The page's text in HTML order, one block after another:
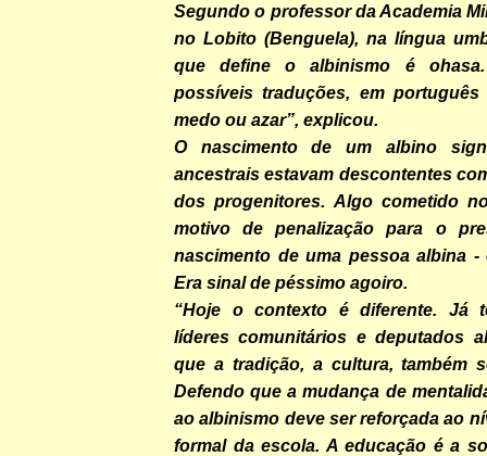
Segundo o professor da Academia
no Lobito (Benguela), na língua
que define o albinismo é
possíveis traduções, em português
medo ou azar”, explicou.
O nascimento de um albino
ancestrais estavam descontentes
dos progenitores. Algo cometido
motivo de penalização para o
nascimento de uma pessoa albina
Era sinal de péssimo agoiro.
“Hoje o contexto é diferente. Já
líderes comunitários e deputados
que a tradição, a cultura, também
Defendo que a mudança de
ao albinismo deve ser reforçada ao
formal da escola. A educação é a